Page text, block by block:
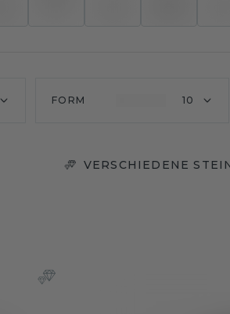
FORM 10
VERSCHIEDENE